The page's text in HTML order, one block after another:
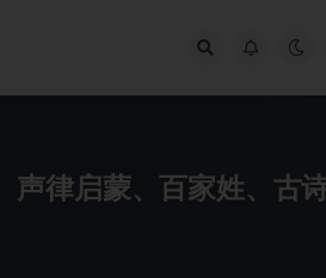
声律启蒙、百家姓、古